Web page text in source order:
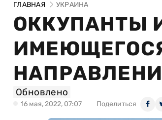
ГЛАВНАЯ УКРАИНА
ОККУПАНТЫ
Обновлено
16 мая, 2022, 07:07 Поделиться